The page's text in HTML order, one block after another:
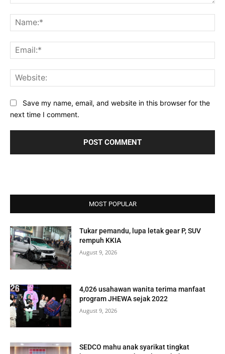
Save my name, email, and website in this browser for the
next time I comment.
MOST POPULAR
Tukar pemandu, lupa letak gear P, SUV
rempuh KKIA
August 9, 2026
4,026 usahawan wanita terima manfaat
program JHEWA sejak 2022
August 9, 2026
SEDCO mahu anak syarikat tingkat